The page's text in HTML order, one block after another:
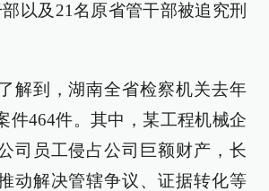
以及21名原省管干部被追究刑
解到，湖南全省检察机关去年
件464件。其中，某工程机械企
司员工侵占公司巨额财产，长
动解决管辖争议、证据转化等